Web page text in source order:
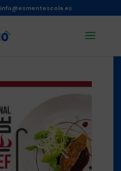
info@esmentescola.es